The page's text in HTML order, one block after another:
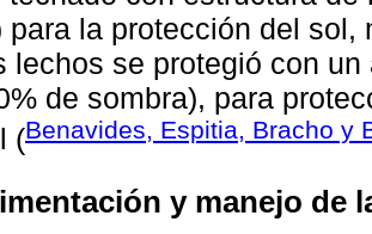
para la protección del sol,
lechos se protegió con
de sombra), para
(Benavides, Espitia, Bracho y
y manejo de